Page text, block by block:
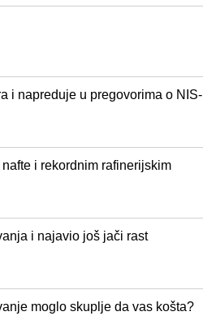
i napreduje u pregovorima o NIS-
i rekordnim rafinerijskim
i najavio još jači rast
moglo skuplje da vas košta?